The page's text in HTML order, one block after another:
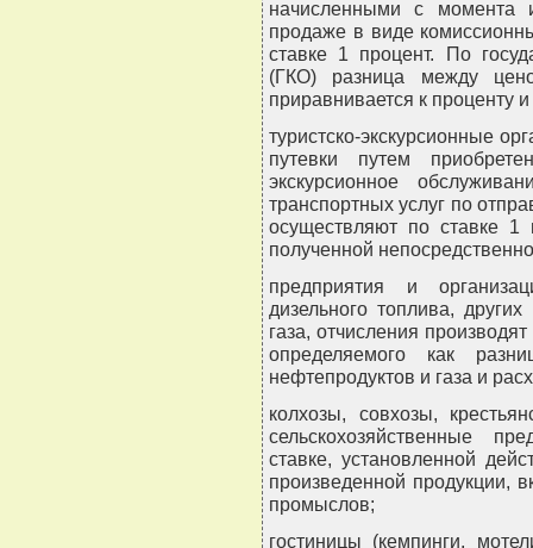
начисленными с момента
продаже в виде
ставке 1 процент. По
(ГКО) разница между
приравнивается к проценту
туристско-экскурсионные
путевки путем
экскурсионное
транспортных услуг по
осуществляют по ставке 1
полученной
предприятия и
дизельного топлива,
газа, отчисления
определяемого как
нефтепродуктов и газа и
колхозы, совхозы,
сельскохозяйственные
ставке, установленной
произведенной продукции,
промыслов;
гостиницы (кемпинги,